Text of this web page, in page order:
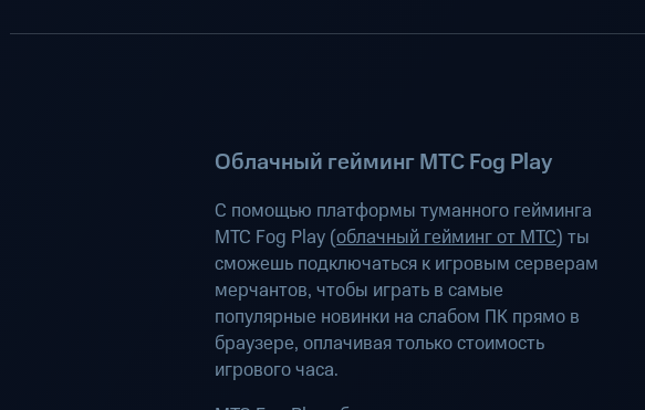
Облачный гейминг МТС Fog Play
С помощью платформы туманного гейминга
МТС Fog Play (облачный гейминг от МТС) ты
сможешь подключаться к игровым серверам
мерчантов, чтобы играть в самые
популярные новинки на слабом ПК прямо в
браузере, оплачивая только стоимость
игрового часа.